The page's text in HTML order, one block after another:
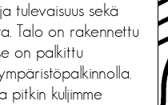
tulevaisuus sekä
Talo on rakennettu
on palkittu
pitkin kuljimme